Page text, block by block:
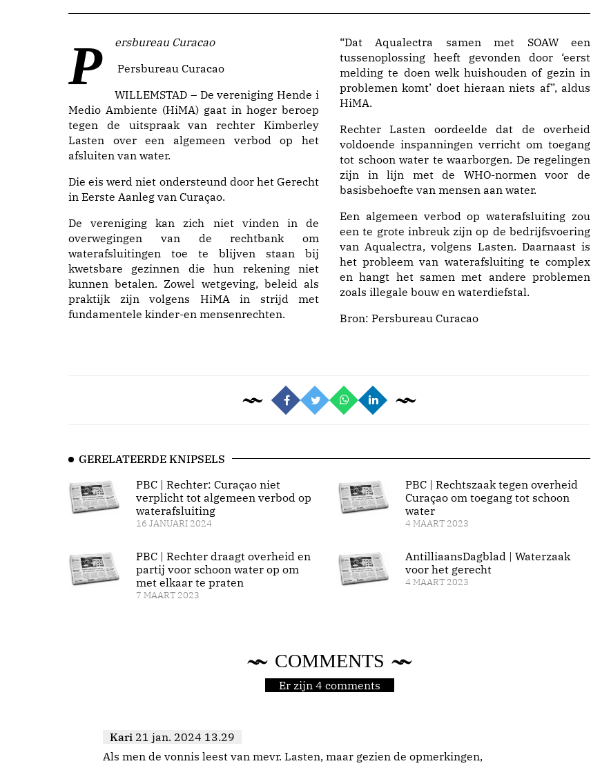
Persbureau Curacao
Persbureau Curacao
WILLEMSTAD – De vereniging Hende i
Medio Ambiente (HiMA) gaat in hoger beroep
tegen de uitspraak van rechter Kimberley
Lasten over een algemeen verbod op het
afsluiten van water.
Die eis werd niet ondersteund door het Gerecht
in Eerste Aanleg van Curaçao.
De vereniging kan zich niet vinden in de
overwegingen van de rechtbank om
waterafsluitingen toe te blijven staan bij
kwetsbare gezinnen die hun rekening niet
kunnen betalen. Zowel wetgeving, beleid als
praktijk zijn volgens HiMA in strijd met
fundamentele kinder-en mensenrechten.
“Dat Aqualectra samen met SOAW een
tussenoplossing heeft gevonden door ‘eerst
melding te doen welk huishouden of gezin in
problemen komt’ doet hieraan niets af”, aldus
HiMA.
Rechter Lasten oordeelde dat de overheid
voldoende inspanningen verricht om toegang
tot schoon water te waarborgen. De regelingen
zijn in lijn met de WHO-normen voor de
basisbehoefte van mensen aan water.
Een algemeen verbod op waterafsluiting zou
een te grote inbreuk zijn op de bedrijfsvoering
van Aqualectra, volgens Lasten. Daarnaast is
het probleem van waterafsluiting te complex
en hangt het samen met andere problemen
zoals illegale bouw en waterdiefstal.
Bron: Persbureau Curacao
GERELATEERDE KNIPSELS
PBC | Rechter: Curaçao niet
verplicht tot algemeen verbod op
waterafsluiting
16 JANUARI 2024
PBC | Rechter draagt overheid en
partij voor schoon water op om
met elkaar te praten
7 MAART 2023
PBC | Rechtszaak tegen overheid
Curaçao om toegang tot schoon
water
4 MAART 2023
AntilliaansDagblad | Waterzaak
voor het gerecht
4 MAART 2023
COMMENTS
Er zijn 4 comments
Kari 21 jan. 2024 13.29
Als men de vonnis leest van mevr. Lasten, maar gezien de opmerkingen,